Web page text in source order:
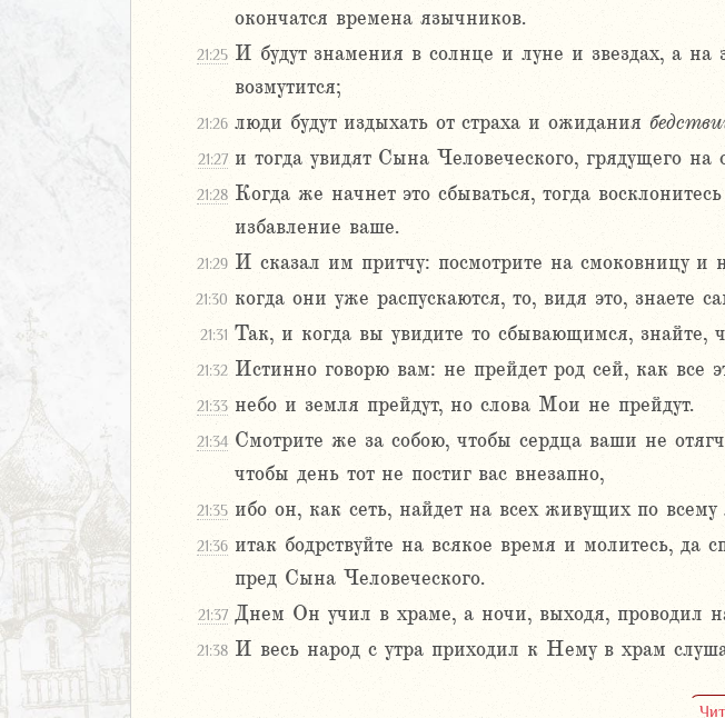
окончатся времена язычников.
21:25 И будут знамения в солнце и луне и звездах, а
возмутится;
21:26 люди будут издыхать от страха и ожидания
21:27 и тогда увидят Сына Человеческого, грядущего
21:28 Когда же начнет это сбываться, тогда
избавление ваше.
21:29 И сказал им притчу: посмотрите на смоковницу и
21:30 когда они уже распускаются, то, видя это, знаете
21:31 Так, и когда вы увидите то сбывающимся, знайте,
21:32 Истинно говорю вам: не прейдет род сей, как все
21:33 небо и земля прейдут, но слова Мои не прейдут.
21:34 Смотрите же за собою, чтобы сердца ваши не
чтобы день тот не постиг вас внезапно,
21:35 ибо он, как сеть, найдет на всех живущих по всему
21:36 итак бодрствуйте на всякое время и молитесь, да
пред Сына Человеческого.
21:37 Днем Он учил в храме, а ночи, выходя, проводил
21:38 И весь народ с утра приходил к Нему в храм